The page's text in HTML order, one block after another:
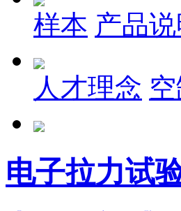
样本 产品
人才理念
电子拉力试